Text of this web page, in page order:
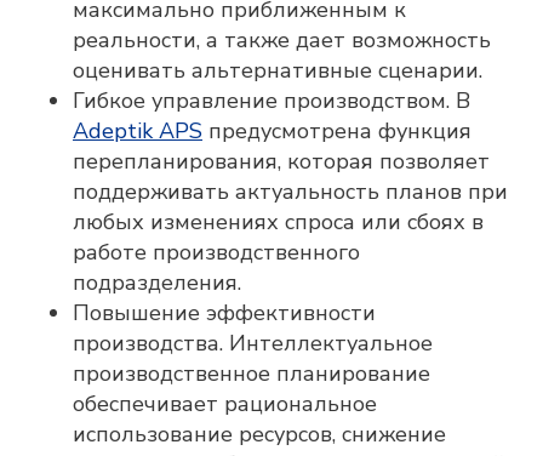
максимально приближенным к
реальности, а также дает возможность
оценивать альтернативные сценарии.
Гибкое управление производством. В
Adeptik APS предусмотрена функция
перепланирования, которая позволяет
поддерживать актуальность планов при
любых изменениях спроса или сбоях в
работе производственного
подразделения.
Повышение эффективности
производства. Интеллектуальное
производственное планирование
обеспечивает рациональное
использование ресурсов, снижение
ПОДРОБНЕЕ